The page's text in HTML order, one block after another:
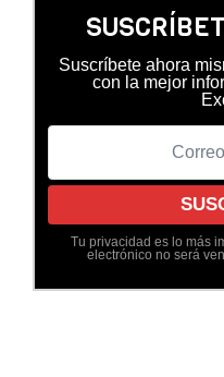
Suscríbete ahora
con la mejor
Tu privacidad es lo más
electrónico no será